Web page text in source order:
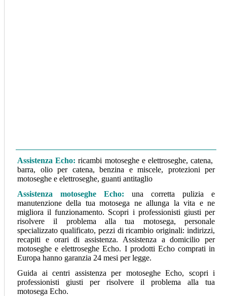
Assistenza Echo: ricambi motoseghe e elettroseghe, catena,
barra, olio per catena, benzina e miscele, protezioni per
motoseghe e elettroseghe, guanti antitaglio
Assistenza motoseghe Echo: una corretta pulizia e
manutenzione della tua motosega ne allunga la vita e ne
migliora il funzionamento. Scopri i professionisti giusti per
risolvere il problema alla tua motosega, personale
specializzato qualificato, pezzi di ricambio originali: indirizzi,
recapiti e orari di assistenza. Assistenza a domicilio per
motoseghe e elettroseghe Echo. I prodotti Echo comprati in
Europa hanno garanzia 24 mesi per legge.
Guida ai centri assistenza per motoseghe Echo, scopri i
professionisti giusti per risolvere il problema alla tua
motosega Echo.